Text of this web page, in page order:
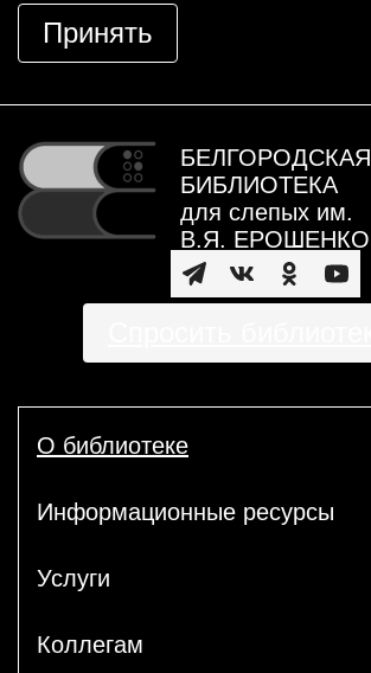
Принять
БЕЛГОРОДСКАЯ
БИБЛИОТЕКА
для слепых им.
В.Я. ЕРОШЕНКО
О библиотеке
Информационные ресурсы
Услуги
Коллегам